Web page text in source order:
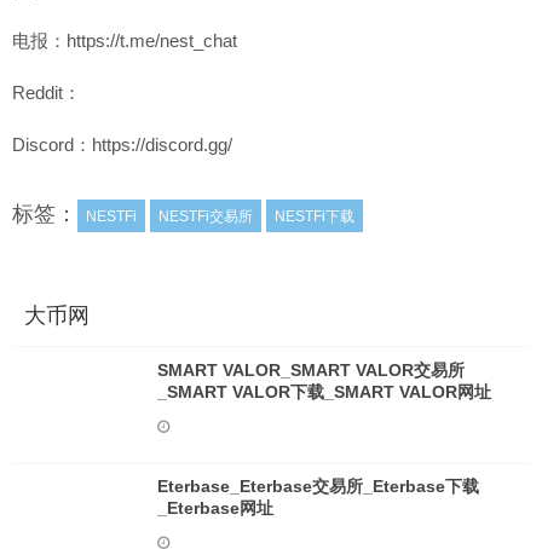
电报：https://t.me/nest_chat
Reddit：
Discord：https://discord.gg/
标签： NESTFi NESTFi交易所 NESTFi下载
大币网
SMART VALOR_SMART VALOR交易所
_SMART VALOR下载_SMART VALOR网址
Eterbase_Eterbase交易所_Eterbase下载
_Eterbase网址